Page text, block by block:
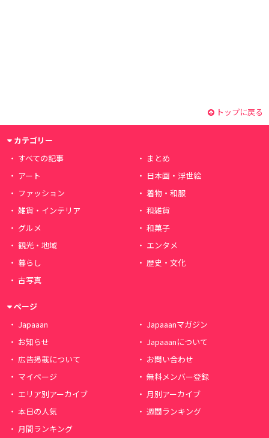
トップに戻る
カテゴリー
すべての記事
まとめ
アート
日本画・浮世絵
ファッション
着物・和服
雑貨・インテリア
和雑貨
グルメ
和菓子
観光・地域
エンタメ
暮らし
歴史・文化
古写真
ページ
Japaaan
Japaaanマガジン
お知らせ
Japaaanについて
広告掲載について
お問い合わせ
マイページ
無料メンバー登録
エリア別アーカイブ
月別アーカイブ
本日の人気
週間ランキング
月間ランキング